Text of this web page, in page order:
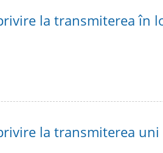
la transmiterea în
la transmiterea